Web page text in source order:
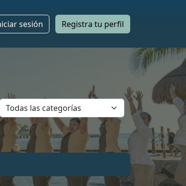
sesión Registra tu perfil